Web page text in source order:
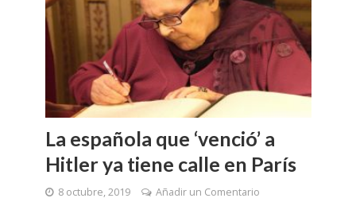
La española que ‘venció’ a
Hitler ya tiene calle en París
8 octubre, 2019 Añadir un Comentario